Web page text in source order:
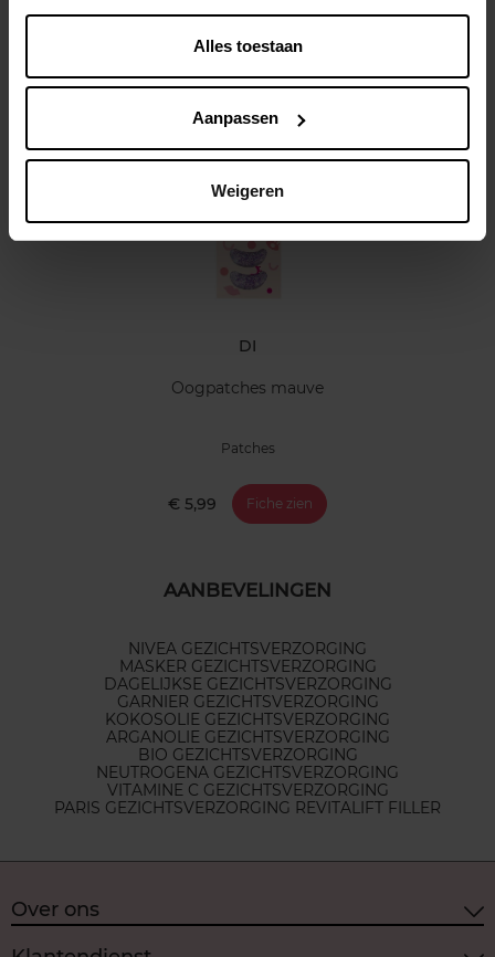
Alles toestaan
Aanpassen
Weigeren
Klantereview
Nog iets vergeten ?
DI
Oogpatches mauve
Patches
€ 5,99 Fiche zien
AANBEVELINGEN
NIVEA GEZICHTSVERZORGING
MASKER GEZICHTSVERZORGING
DAGELIJKSE GEZICHTSVERZORGING
GARNIER GEZICHTSVERZORGING
KOKOSOLIE GEZICHTSVERZORGING
ARGANOLIE GEZICHTSVERZORGING
BIO GEZICHTSVERZORGING
NEUTROGENA GEZICHTSVERZORGING
VITAMINE C GEZICHTSVERZORGING
PARIS GEZICHTSVERZORGING REVITALIFT FILLER
Over ons